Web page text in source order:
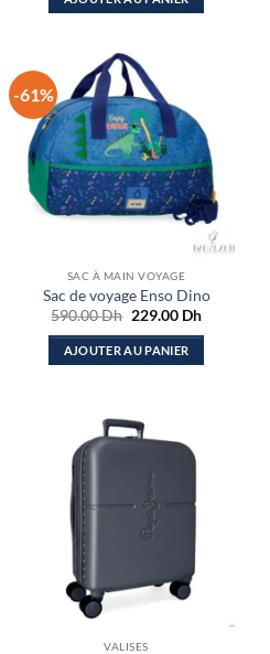
-61%
SAC À MAIN VOYAGE
Sac de voyage Enso Dino
590.00Dh Le
initial
était :
229.00 DhLe
actuel
AJOUTER AU PANIER
VALISES